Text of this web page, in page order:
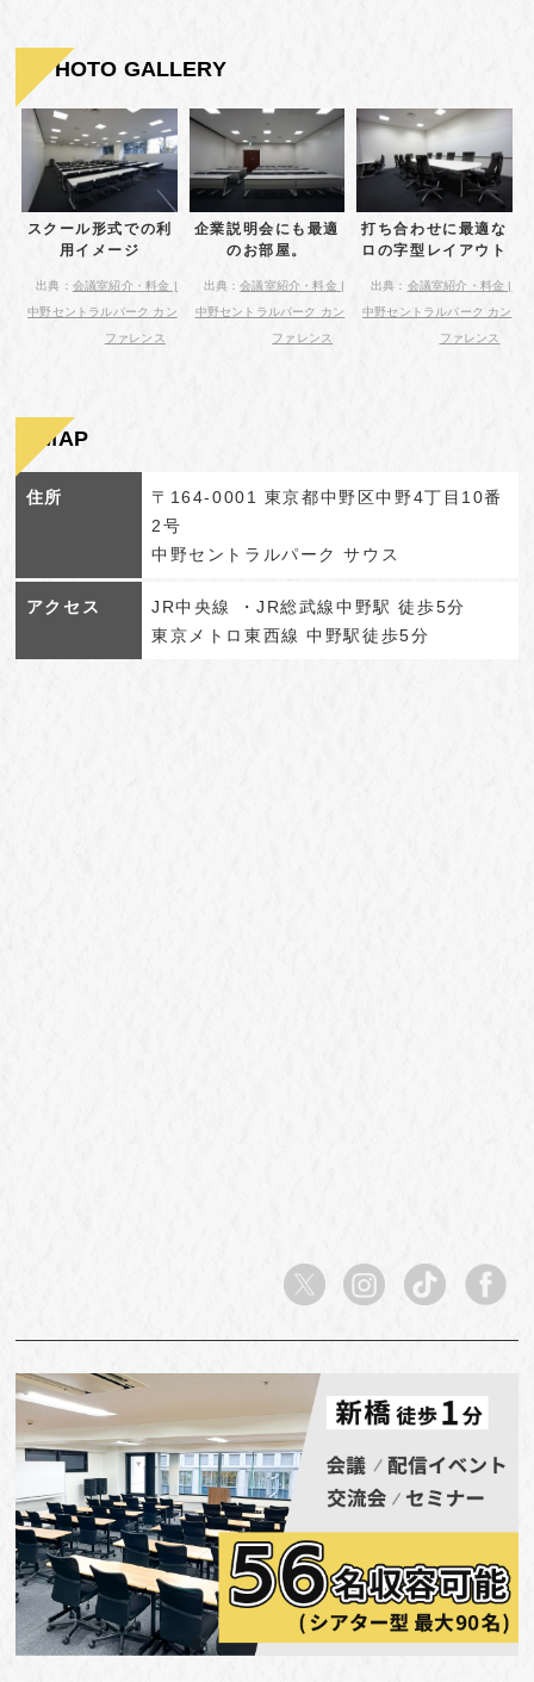
PHOTO GALLERY
スクール形式での利
用イメージ
出典： 会議室紹介・料金 |
中野セントラルパーク カン
ファレンス
企業説明会にも最適
のお部屋。
出典：会議室紹介・料金 |
中野セントラルパーク カン
ファレンス
打ち合わせに最適な
ロの字型レイアウト
出典： 会議室紹介・料金 |
中野セントラルパーク カン
ファレンス
MAP
住所
〒164-0001 東京都中野区中野4丁目10番
2号
中野セントラルパーク サウス
アクセス
JR中央線 ・JR総武線中野駅 徒歩5分
東京メトロ東西線 中野駅徒歩5分